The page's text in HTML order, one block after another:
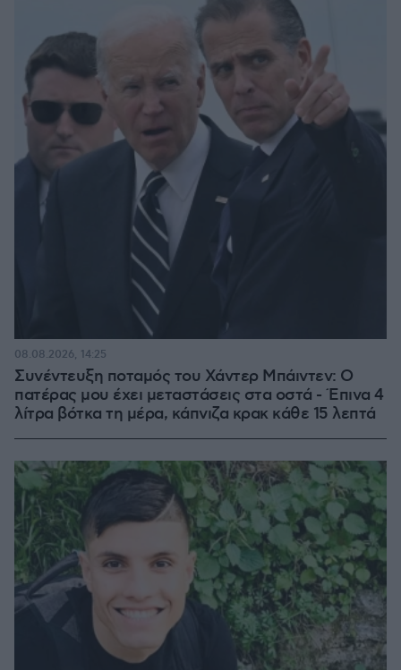
Συνέντευξη ποταμός του Χάντερ Μπάιντεν: Ο
πατέρας μου έχει μεταστάσεις στα οστά - Έπινα 4
λίτρα βότκα τη μέρα, κάπνιζα κρακ κάθε 15 λεπτά
08.08.2026, 14:25